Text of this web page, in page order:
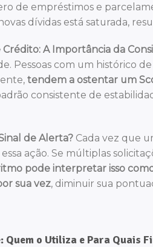
de empréstimos e
dívidas está saturada,
A Importância da
Pessoas com um histórico
tendem a ostentar um
consistente de
de Alerta? Cada vez que
ação. Se múltiplas
pode interpretar isso
sua vez, diminuir sua
Quem o Utiliza e Para Quais